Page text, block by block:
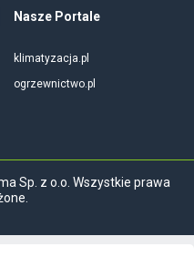
Nasze Portale
klimatyzacja.pl
ogrzewnictwo.pl
Sp. z o.o. Wszystkie prawa